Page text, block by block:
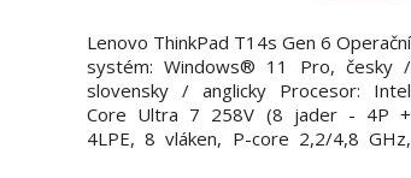
Lenovo ThinkPad T14s Gen 6 Operační
systém: Windows® 11 Pro, česky /
slovensky / anglicky Procesor: Intel
Core Ultra 7 258V (8 jader - 4P +
4LPE, 8 vláken, P-core 2,2/4,8 GHz,